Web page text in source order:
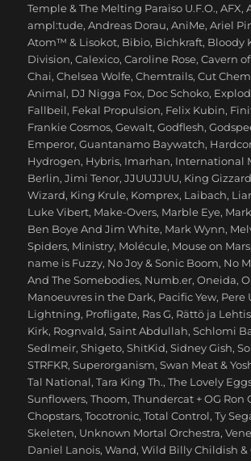
am
Temple & The Melting Paraiso U.F.O.,AFX,
ampl:tude,Andreas Dorau,AniMe,Ariel
Atom™ & Lisokot, Bibio, Bichkraft, Bloody
Division,Calexico,Caroline Rose,Cavern
Chai,Chelsea Wolfe,Chemtrails,Cut
Animal, DJ Nigga Fox, Doc Schoko,
Fallbeil, Fekal Propulsion, Felix Kubin,
Frankie Cosmos,Gewalt,Godflesh,
Emperor,Guantanamo Baywatch,
Hydrogen, Hybris, Imarhan, International
Berlin,Jimi Tenor,JJUUJJUU, King
Wizard, King Krule, Komprex, Laibach,
Luke Vibert, Make-Overs, Marble Eye,
Ben Boye And Jim White, Mark Wynn,
Spiders, Ministry, Molécule, Mouse on Mars
name is Fuzzy, No Joy & Sonic Boom, No
And The Somebodies, Numb.er,Oneida,
Manoeuvres in the Dark, Pacific Yew, Pere
Lightning, Profligate, Ras G, Rättö ja
Kirk, Rognvald,Saint Abdullah,Schlomi
Sedlmeir,Shigeto,ShitKid,Sidney Gish,
STRFKR,Superorganism,Swan Meat &
Tal National,Tara King Th.,The Lovely
Sunflowers,Thoom,Thundercat + OG Ron
Chopstars,Tocotronic,Total Control,Ty
Skeleten, Unknown Mortal Orchestra,
Daniel Lanois,Wand,Wild Billy Childish &